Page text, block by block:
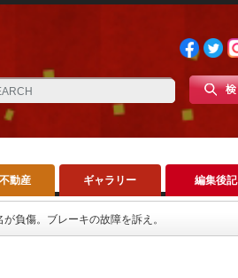
動産 ギャラリー 編集後記
負傷。ブレーキの故障を訴え。